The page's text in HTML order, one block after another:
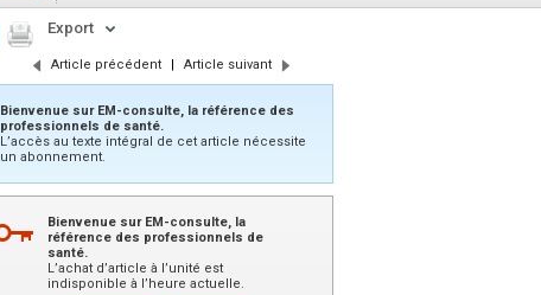
Export
Article précédent | Article suivant
Bienvenue sur EM-consulte, la référence des
professionnels de santé.
L’accès au texte intégral de cet article nécessite
un abonnement.
Bienvenue sur EM-consulte, la
référence des professionnels de
santé.
L’achat d’article à l’unité est
indisponible à l’heure actuelle.